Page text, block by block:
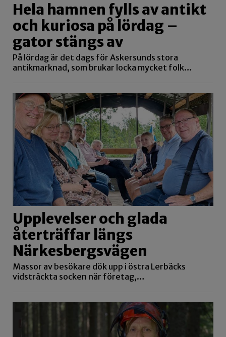
Hela hamnen fylls av antikt
och kuriosa på lördag –
gator stängs av
På lördag är det dags för Askersunds stora
antikmarknad, som brukar locka mycket folk…
Upplevelser och glada
återträffar längs
Närkesbergsvägen
Massor av besökare dök upp i östra Lerbäcks
vidsträckta socken när företag,…